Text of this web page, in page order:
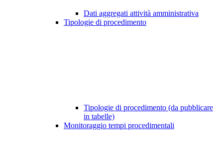
Dati aggregati attività amministrativa
Tipologie di procedimento
Tipologie di procedimento (da pubblicare
in tabelle)
Monitoraggio tempi procedimentali